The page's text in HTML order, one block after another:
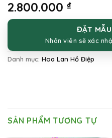
2.800.000 ₫
ĐẶT
Nhân viên sẽ xác
Danh mục: Hoa Lan Hồ Điệp
SẢN PHẨM TƯƠNG TỰ